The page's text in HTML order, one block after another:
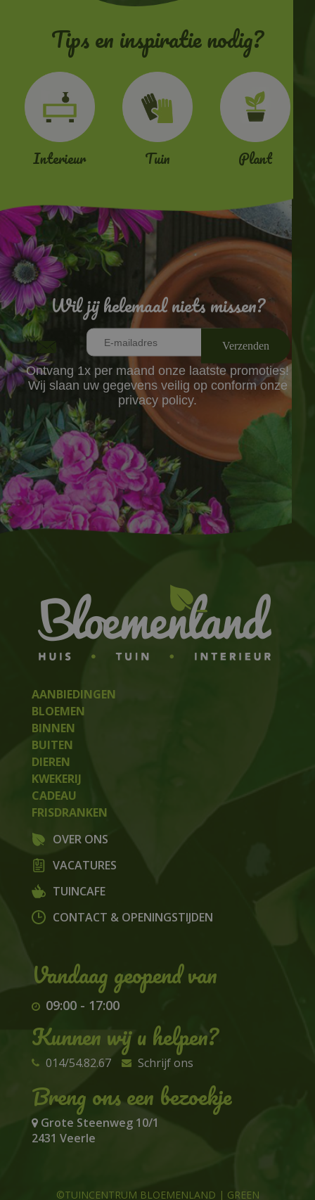
Tips en inspiratie nodig?
Interieur Tuin Plant
Wil jij helemaal niets missen?
Ontvang 1x per maand onze laatste promoties!
Wij slaan uw gegevens veilig op conform onze
privacy policy.
AANBIEDINGEN
BLOEMEN
BINNEN
BUITEN
DIEREN
KWEKERIJ
CADEAU
FRISDRANKEN
OVER ONS
VACATURES
TUINCAFE
CONTACT & OPENINGSTIJDEN
09:00- 17:00
Kunnen wij u helpen?
014/54.82.67 Schrijf ons
Breng ons een bezoekje
Grote Steenweg 10/1
2431 Veerle
©TUINCENTRUM BLOEMENLAND | GREEN